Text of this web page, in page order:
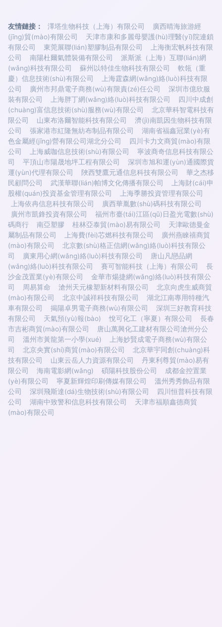
友情鏈接： 澤塔生物科技（上海）有限公司
廣西晴海旅游經
(jīng)貿(mào)有限公司
天津市康和多麗母嬰護(hù)理醫(yī)院連鎖
有限公司
東莞展聯(lián)塑膠制品有限公司
上海衡宏帆科技有限
公司
南陽杜爾氣體裝備有限公司
派斯派（上海）互聯(lián)網
(wǎng)科技有限公司
蘇州以特佳生物科技有限公司
軟瓴（重
慶）信息技術(shù)有限公司
上海霆森網(wǎng)絡(luò)科技有限
公司
廣州市邦鼎電子商務(wù)有限責(zé)任公司
深圳市億欣服
裝有限公司
上海胖丁網(wǎng)絡(luò)科技有限公司
四川中成創
(chuàng)富信息技術(shù)服務(wù)有限公司
北京華科智電科技有
限公司
山東布洛爾智能科技有限公司
濟(jì)南凱因生物科技有限
公司
張家港市紅隆無紡布制品有限公司
湖南省福鑫冠業(yè)有
色金屬經(jīng)營有限公司湖北分公司
四川卡力文商貿(mào)有限
公司
上海威咖信息技術(shù)有限公司
寧波商奇信息科技有限公
司
平頂山市陽晟地坪工程有限公司
深圳市旭和運(yùn)通國際貨
運(yùn)代理有限公司
陜西雙鷹元通信息科技有限公司
華之杰移
民顧問公司
武漢華聯(lián)帕博文化傳播有限公司
上海財(cái)申
股權(quán)投資基金管理有限公司
上海季勝投資管理有限公司
上海依冉信息科技有限公司
廣西華胤數(shù)碼科技有限公司
廣州市凱鋒投資有限公司
福州市臺(tái)江區(qū)日盈光電數(shù)
碼商行
南亞塑膠 桂林亞泰貿(mào)易有限公司
天津歐德曼金
屬制品有限公司
上海費(fèi)芯燃科技有限公司
廣州燕睞禧商貿
(mào)有限公司
北京數(shù)格正信網(wǎng)絡(luò)科技有限公
司
廣東用心網(wǎng)絡(luò)科技有限公司
唐山凡戀品網
(wǎng)絡(luò)科技有限公司
賽可智能科技（上海）有限公司
長
沙金茂置業(yè)有限公司
金華市煬捷網(wǎng)絡(luò)科技有限公
司
周易算命 滄州天元橡塑新材料有限公司
北京向虎生威商貿
(mào)有限公司
北京中誠祥科技有限公司
湖北江南專用特種汽
車有限公司
揭陽卓男電子商務(wù)有限公司
深圳三好教育科技
有限公司
天氣預(yù)報(bào) 悅可化工（寧夏）有限公司
長春
市吉彬商貿(mào)有限公司
唐山萬興化工建材有限公司滄州分公
司
溫州市黃龍第一小學(xué)
上海妙賢成電子商務(wù)有限公
司
北京央實(shí)商貿(mào)有限公司
北京華宇同創(chuàng)科
技有限公司
山東云岳人力資源有限公司
丹東利尊貿(mào)易有
限公司
海南電影網(wǎng) 碩陽科技股份公司
成都金控置業
(yè)有限公司
寧夏新輝煌印刷傳媒有限公司
溫州秀秀飾品有限
公司
深圳飛斯達(dá)生物技術(shù)有限公司
四川恒普科技有限
公司
湖南中致警和信息科技有限公司
天津市福順鑫德商貿
(mào)有限公司